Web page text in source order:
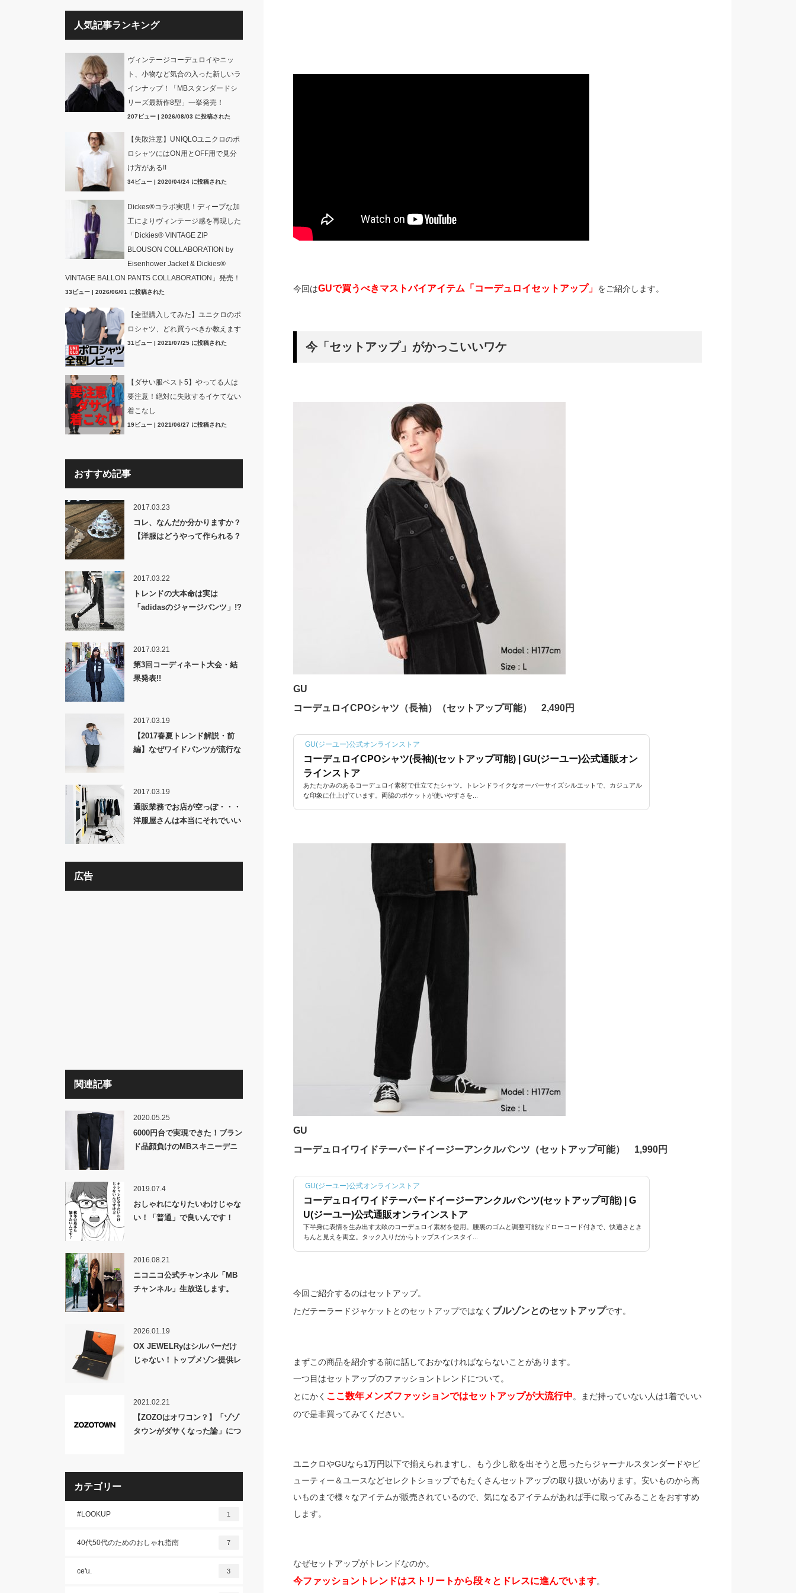
今回はGUで買うべきマストバイアイテム「コーデュロイセットアップ」 をご紹介します。
今「セットアップ」がかっこいいワケ
GU
コーデュロイCPOシャツ（長袖）（セットアップ可能） 2,490円
GU(ジーユー)公式オンラインストア
コーデュロイCPOシャツ(長袖)(セットアップ可能) | GU(ジーユー)公式通販オン
ラインストア
あたたかみのあるコーデュロイ素材で仕立てたシャツ。トレンドライクなオーバーサイズシルエットで、カジュアル
な印象に仕上げています。両脇のポケットが使いやすさを...
GU
コーデュロイワイドテーパードイージーアンクルパンツ（セットアップ可能） 1,990円
GU(ジーユー)公式オンラインストア
コーデュロイワイドテーパードイージーアンクルパンツ(セットアップ可能) | G
U(ジーユー)公式通販オンラインストア
下半身に表情を生み出す太畝のコーデュロイ素材を使用。腰裏のゴムと調整可能なドローコード付きで、快適さとき
ちんと見えを両立。タック入りだからトップスインスタイ...
今回ご紹介するのはセットアップ。
ただテーラードジャケットとのセットアップではなく ブルゾンとのセットアップです。
まずこの商品を紹介する前に話しておかなければならないことがあります。
一つ目はセットアップのファッショントレンドについて。
とにかく ここ数年メンズファッションではセットアップが大流行中。まだ持っていない人は1着でいい
ので是非買ってみてください。
ユニクロやGUなら1万円以下で揃えられますし、もう少し欲を出そうと思ったらジャーナルスタンダードやビ
ューティー＆ユースなどセレクトショップでもたくさんセットアップの取り扱いがあります。安いものから高
いものまで様々なアイテムが販売されているので、気になるアイテムがあれば手に取ってみることをおすすめ
します。
なぜセットアップがトレンドなのか。
今ファッショントレンドはストリートから段々とドレスに進んでいます。
人気記事ランキング
ヴィンテージコーデュロイやニッ
ト、小物など気合の入った新しいラ
インナップ！「MBスタンダードシ
リーズ最新作8型」一挙発売！
207ビュー| 2026/08/03 に投稿された
【失敗注意】UNIQLOユニクロのポ
ロシャツにはON用とOFF用で見分
け方がある!!
34ビュー| 2020/04/24 に投稿された
Dickes®コラボ実現！ディープな加
工によりヴィンテージ感を再現した
「Dickies® VINTAGE ZIP
BLOUSON COLLABORATION by
Eisenhower Jacket & Dickies®
VINTAGE BALLON PANTS COLLABORATION」発売！
33ビュー| 2026/06/01 に投稿された
【全型購入してみた】ユニクロのポ
ロシャツ、どれ買うべきか教えます
31ビュー| 2021/07/25 に投稿された
【ダサい服ベスト5】やってる人は
要注意！絶対に失敗するイケてない
着こなし
19ビュー| 2021/06/27 に投稿された
おすすめ記事
2017.03.23
コレ、なんだか分かりますか？
【洋服はどうやって作られる？
2017.03.22
トレンドの大本命は実は
「adidasのジャージパンツ」!?
2017.03.21
第3回コーディネート大会・結
果発表!!
2017.03.19
【2017春夏トレンド解説・前
編】なぜワイドパンツが流行な
2017.03.19
通販業務でお店が空っぽ・・・
洋服屋さんは本当にそれでいい
広告
関連記事
2020.05.25
6000円台で実現できた！ブラン
ド品顔負けのMBスキニーデニ
2019.07.4
おしゃれになりたいわけじゃな
い！「普通」で良いんです！
2016.08.21
ニコニコ公式チャンネル「MB
チャンネル」生放送します。
2026.01.19
OX JEWELRyはシルバーだけ
じゃない！トップメゾン提供レ
JEWELRy5型」一挙発売！
2021.02.21
【ZOZOはオワコン？】「ゾゾ
タウンがダサくなった論」につ
カテゴリー
#LOOKUP 1
40代50代のためのおしゃれ指南 7
ce'u. 3